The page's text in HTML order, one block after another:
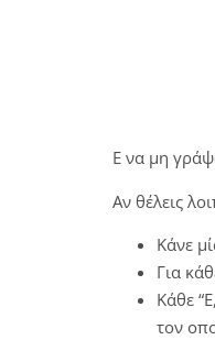
Ε να μη
Αν θέλεις
Κάνε
Για
Κάθε
τον